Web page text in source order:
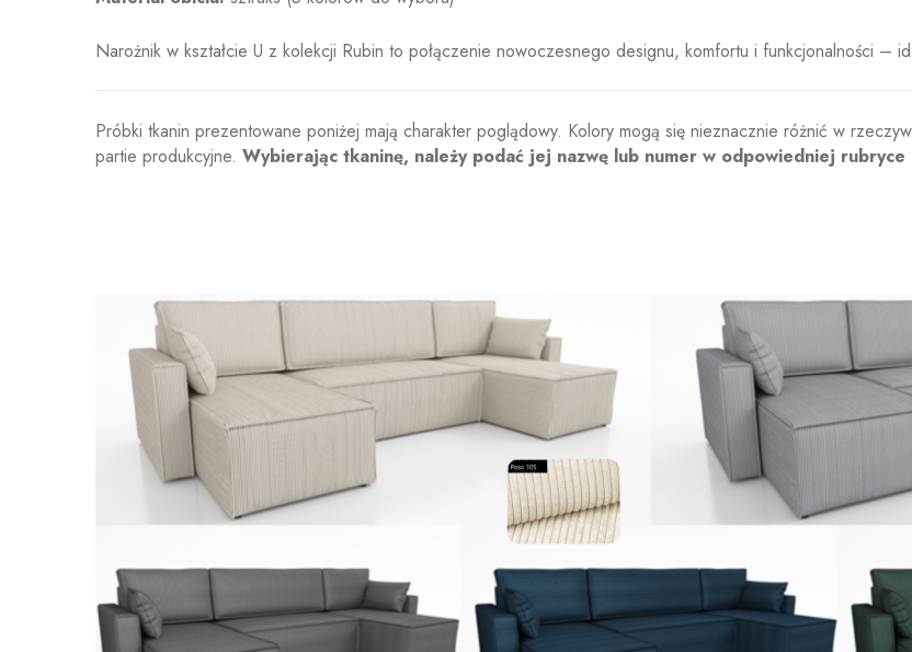
Narożnik w kształcie U z kolekcji Rubin to połączenie nowoczesnego designu, komfortu i funkcjonalności –
Próbki tkanin prezentowane poniżej mają charakter poglądowy. Kolory mogą się nieznacznie różnić w
partie produkcyjne. Wybierając tkaninę, należy podać jej nazwę lub numer w odpowiedniej rubryce